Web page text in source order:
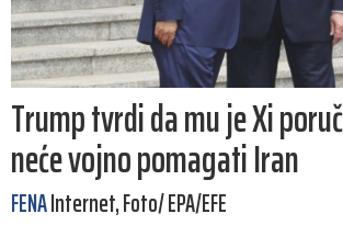
Trump tvrdi da mu je Xi
neće vojno pomagati Iran
FENAInternet, Foto/ EPA/EFE